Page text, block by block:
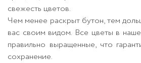
свежесть цветов.
Чем менее раскрыт бутон, тем
вас своим видом. Все цветы в
правильно выращенные, что
сохранение.